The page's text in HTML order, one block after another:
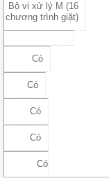
Bộ vi xử lý M (16
chương trình giặt)
Có
Có
Có
Có
Có